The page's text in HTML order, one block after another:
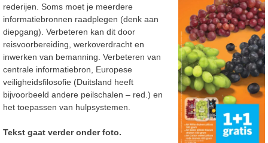
rederijen. Soms moet je meerdere
informatiebronnen raadplegen (denk aan
diepgang). Verbeteren kan dit door
reisvoorbereiding, werkoverdracht en
inwerken van bemanning. Verbeteren van
centrale informatiebron, Europese
veiligheidsfilosofie (Duitsland heeft
bijvoorbeeld andere peilschalen – red.) en
het toepassen van hulpsystemen.
Tekst gaat verder onder foto.